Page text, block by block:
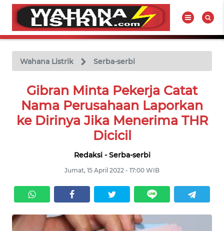
Wahana Listrik Serba-serbi
Gibran Minta Pekerja Catat
Nama Perusahaan Laporkan
ke Dirinya Jika Menerima THR
Dicicil
Redaksi - Serba-serbi
Jumat, 15 April 2022 - 17:00 WIB
TV
Tutup
BERITA
LISTRIK
PRODUK
LISTRIK